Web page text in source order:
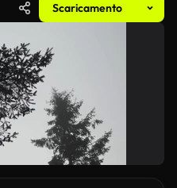
Scaricamento